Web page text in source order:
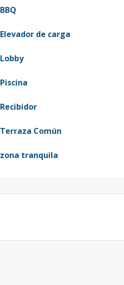
BBQ
Elevador de carga
Lobby
Piscina
Recibidor
Terraza Común
zona tranquila